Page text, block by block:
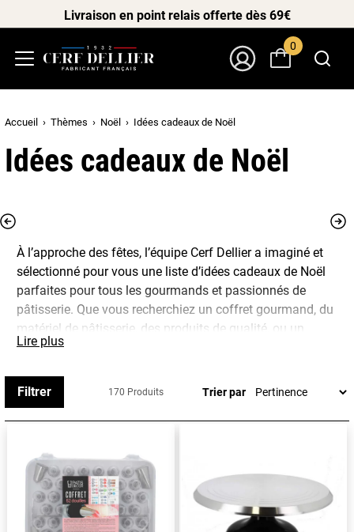
Livraison en point relais offerte dès 69€
0
Accueil Thèmes Noël Idées cadeaux de Noël
Idées cadeaux de Noël
À l’approche des fêtes, l’équipe Cerf Dellier a imaginé et
sélectionné pour vous une liste d’idées cadeaux de Noël
parfaites pour tous les gourmands et passionnés de
pâtisserie. Que vous recherchiez un coffret gourmand, du
matériel de pâtisserie, des produits de qualité, ou un
cadeau original pour un amoureux du fait maison, nous
inspirer. Découvrez notre sélection pensée avec soin pour
vous aider à trouver facilement le cadeau idéal et faire
plaisir à coup sûr le jour de Noël.
Lire plus
170 Produits
Filtrer Trier par